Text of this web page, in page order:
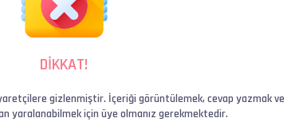
DİKKAT!
gizlenmiştir. İçeriği görüntülemek, cevap yazmak ve
yaralanabilmek için üye olmanız gerekmektedir.